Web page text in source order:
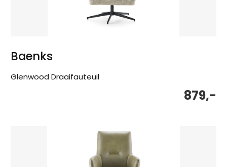
Baenks
Glenwood Draaifauteuil
879,-